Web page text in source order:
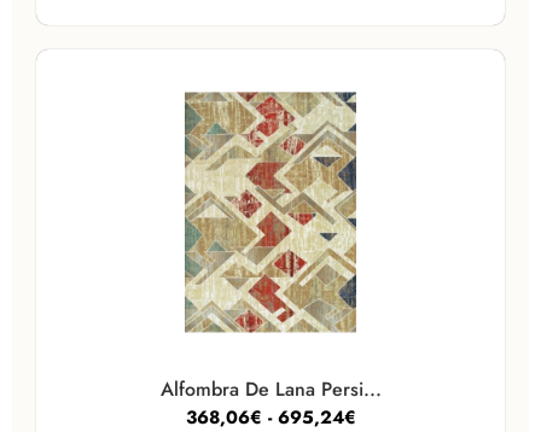
Alfombra De Lana Persi...
368,06€ - 695,24€